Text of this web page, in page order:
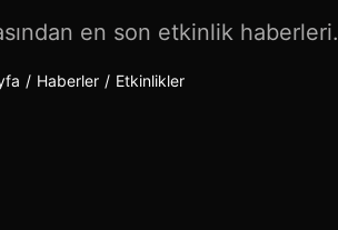
en son etkinlik haberleri.
/ Haberler / Etkinlikler